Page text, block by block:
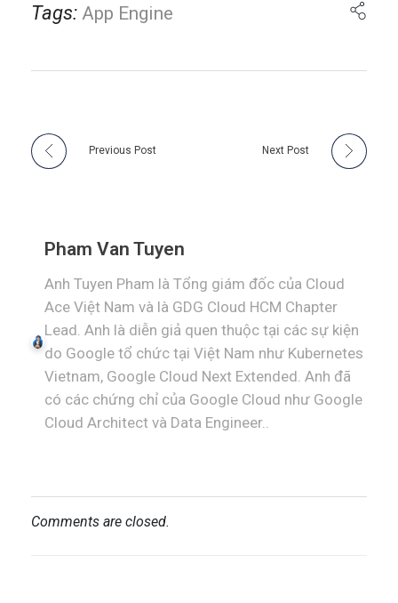
Tags: App Engine
Previous Post Next Post
Pham Van Tuyen
Anh Tuyen Pham là Tổng giám đốc của Cloud
Ace Việt Nam và là GDG Cloud HCM Chapter
Lead. Anh là diễn giả quen thuộc tại các sự kiện
do Google tổ chức tại Việt Nam như Kubernetes
Vietnam, Google Cloud Next Extended. Anh đã
có các chứng chỉ của Google Cloud như Google
Cloud Architect và Data Engineer..
Comments are closed.